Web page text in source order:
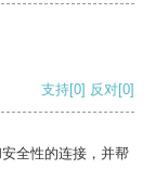
支持[0] 反对[0]
全性的连接，并帮